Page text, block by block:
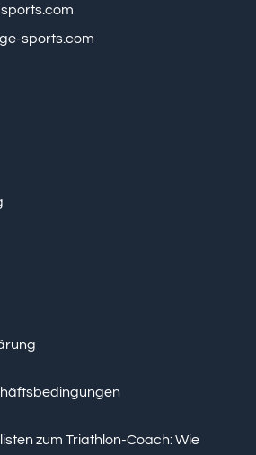
sports.com
zum Triathlon-Coach: Wie